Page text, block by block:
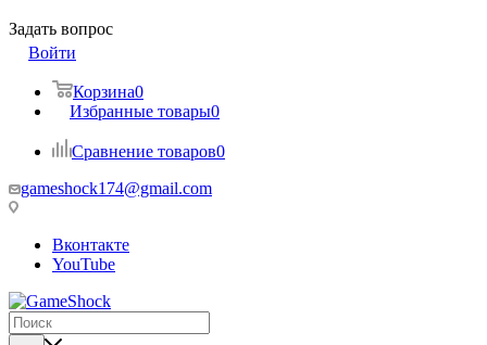
Задать вопрос
Войти
Корзина0
Избранные товары0
Сравнение товаров0
gameshock174@gmail.com
Вконтакте
YouTube